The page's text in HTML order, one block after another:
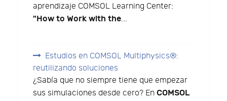
aprendizaje COMSOL Learning Center:
"How to Work with the...
Estudios en COMSOL Multiphysics®:
reutilizando soluciones
¿Sabía que no siempre tiene que empezar
sus simulaciones desde cero? En COMSOL